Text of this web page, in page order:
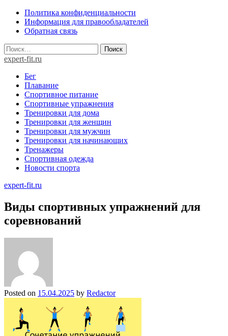
Skip
content
Политика конфиденциальности
Информация для правообладателей
Обратная связь
Найти:
expert-fit.ru
Бег
Плавание
Спортивное питание
Спортивные упражнения
Тренировки для дома
Тренировки для женщин
Тренировки для мужчин
Тренировки для начинающих
Тренажеры
Спортивная одежда
Новости спорта
expert-fit.ru
Виды спортивных упражнений для
соревнований
Posted on 15.04.2025 by Redactor